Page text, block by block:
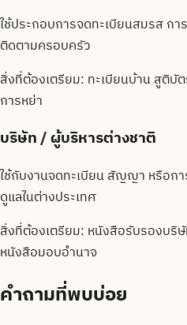
ใช้ประกอบการจดทะเบียนสมรส ก
ติดตามครอบครัว
สิ่งที่ต้องเตรียม: ทะเบียนบ้าน สูติบั
การหย่า
บริษัท / ผู้บริหารต่างชาติ
ใช้กับงานจดทะเบียน สัญญา หรือก
ดูแลในต่างประเทศ
สิ่งที่ต้องเตรียม: หนังสือรับรองบริ
หนังสือมอบอำนาจ
คำถามที่พบบ่อย